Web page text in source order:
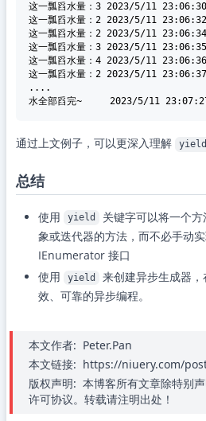
这一瓢舀水量： 3 2023/5/11 23:06:30
这一瓢舀水量： 2 2023/5/11 23:06:32
这一瓢舀水量： 2 2023/5/11 23:06:34
这一瓢舀水量： 3 2023/5/11 23:06:35
这一瓢舀水量： 4 2023/5/11 23:06:36
这一瓢舀水量： 2 2023/5/11 23:06:37
....
水全部舀完~ 2023/5/11 23:07:
通过上文例子，可以更深入理解 yield
总结
使用 yield
关键字可以将一个
象或迭代器的方法，而不必手动
IEnumerator 接口
使用
yield
来创建异步生成器
效、可靠的异步编程。
本文作者: Peter.Pan
本文链接: https://niuery.com/
版权声明: 本博客所有文章除特别
许可协议。转载请注明出处！